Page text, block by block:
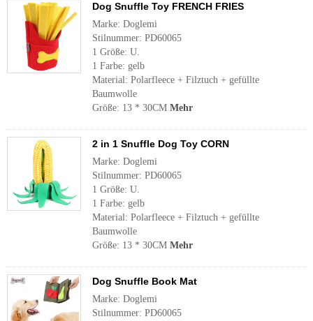
Dog Snuffle Toy FRENCH FRIES
Marke: Doglemi
Stilnummer: PD60065
1 Größe: U.
1 Farbe: gelb
Material: Polarfleece + Filztuch + gefüllte
Baumwolle
Größe: 13 * 30CM Mehr
2 in 1 Snuffle Dog Toy CORN
Marke: Doglemi
Stilnummer: PD60065
1 Größe: U.
1 Farbe: gelb
Material: Polarfleece + Filztuch + gefüllte
Baumwolle
Größe: 13 * 30CM Mehr
Dog Snuffle Book Mat
Marke: Doglemi
Stilnummer: PD60065